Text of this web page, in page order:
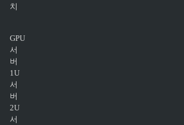
치
GPU
서
버
1U
서
버
2U
서